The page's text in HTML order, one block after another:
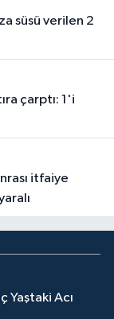
Yaştaki Acı